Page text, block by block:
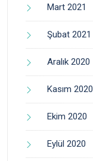
Mart 2021
Şubat 2021
Aralık 2020
Kasım 2020
Ekim 2020
Eylül 2020